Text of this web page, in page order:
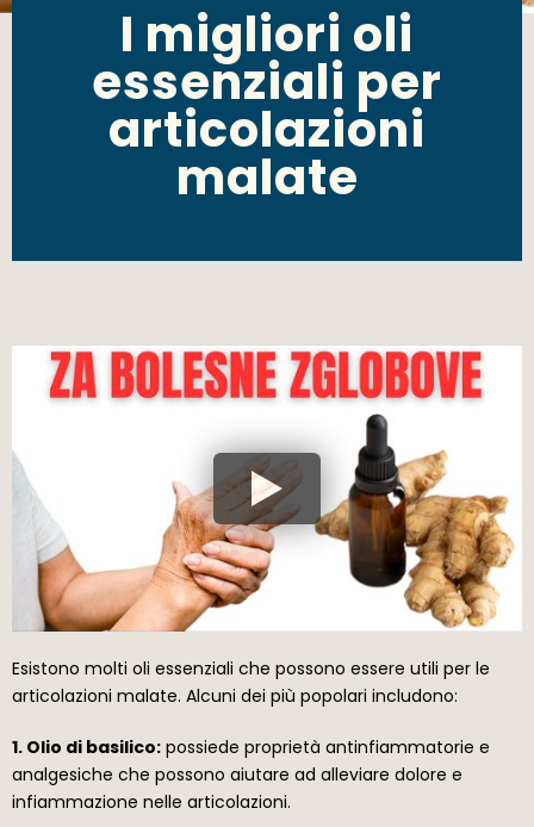
I migliori oli
essenziali per
articolazioni
malate
Esistono molti oli essenziali che possono essere utili per le
articolazioni malate. Alcuni dei più popolari includono:
1. Olio di basilico: possiede proprietà antinfiammatorie e
analgesiche che possono aiutare ad alleviare dolore e
infiammazione nelle articolazioni.